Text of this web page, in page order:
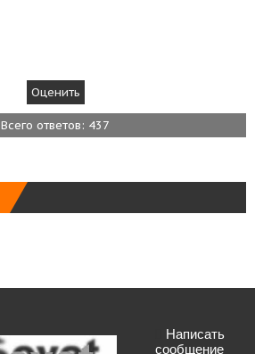
Всего ответов: 437
Написать
сообщение